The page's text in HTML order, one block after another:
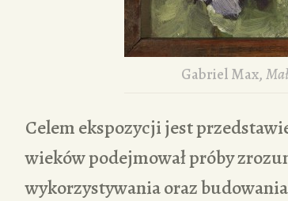
Gabriel Max,
Celem ekspozycji jest
wieków podejmował próby
wykorzystywania oraz